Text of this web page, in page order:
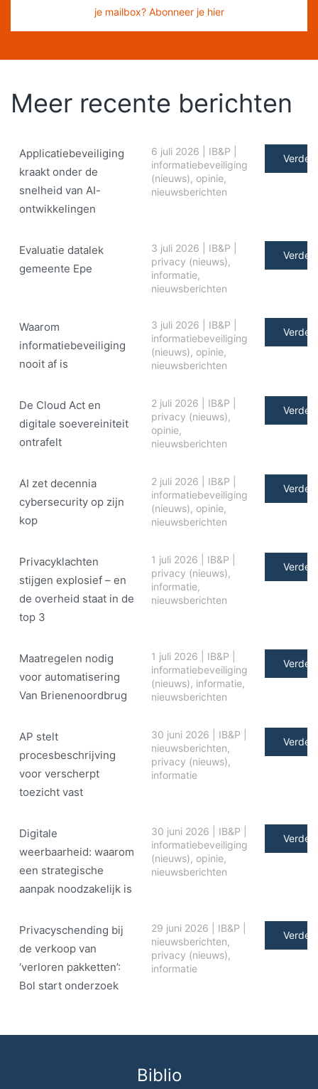
je mailbox? Abonneer je hier
Meer recente berichten
Applicatiebeveiliging
kraakt onder de
snelheid van AI-
ontwikkelingen
6 juli 2026 IB&P
informatiebeveiliging
(nieuws), opinie,
nieuwsberichten
Verder
Evaluatie datalek
gemeente Epe
3 juli 2026 IB&P
privacy (nieuws),
informatie,
nieuwsberichten
Verder
Waarom
informatiebeveiliging
nooit af is
3 juli 2026 IB&P
informatiebeveiliging
(nieuws), opinie,
nieuwsberichten
Verder
De Cloud Act en
digitale soe­ve­rei­ni­teit
ontrafelt
2 juli 2026 IB&P
privacy (nieuws),
opinie,
nieuwsberichten
Verder
AI zet decennia
cybersecurity op zijn
kop
2 juli 2026 IB&P
informatiebeveiliging
(nieuws), opinie,
nieuwsberichten
Verder
Privacyklachten
stijgen explosief – en
de overheid staat in de
top 3
1 juli 2026 IB&P
privacy (nieuws),
informatie,
nieuwsberichten
Verder
Maatregelen nodig
voor automatisering
Van Brienenoordbrug
1 juli 2026 IB&P
informatiebeveiliging
(nieuws), informatie,
nieuwsberichten
Verder
AP stelt
procesbeschrijving
voor verscherpt
toezicht vast
30 juni 2026 IB&P
nieuwsberichten,
privacy (nieuws),
informatie
Verder
Digitale
weerbaarheid: waarom
een strategische
aanpak noodzakelijk is
30 juni 2026 IB&P
informatiebeveiliging
(nieuws), opinie,
nieuwsberichten
Verder
Privacyschending bij
de verkoop van
‘verloren pakketten’:
Bol start onderzoek
29 juni 2026 IB&P
nieuwsberichten,
privacy (nieuws),
informatie
Verder
Biblio